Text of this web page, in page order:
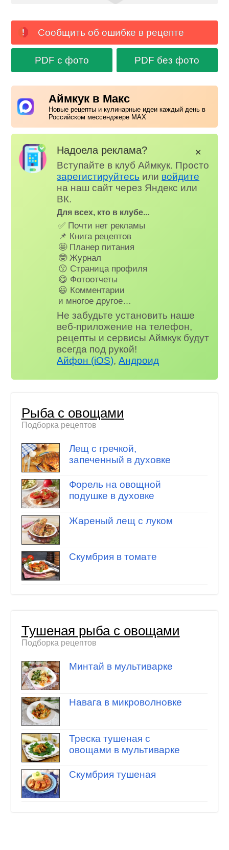
Сообщить об ошибке в рецепте
PDF с фото PDF без фото
Аймкук в Макс
Новые рецепты и кулинарные идеи каждый день в
Российском мессенджере MAX
Надоела реклама?
Вступайте в клуб Аймкук. Просто
зарегистируйтесь или войдите
на наш сайт через Яндекс или
ВК.
Для всех, кто в клубе...
✅ Почти нет рекламы
📌 Книга рецептов
🤩 Планер питания
🤓 Журнал
😗 Страница профиля
😋 Фотоотчеты
😃 Комментарии
и многое другое…
Не забудьте установить наше
веб-приложение на телефон,
рецепты и сервисы Аймкук будут
всегда под рукой!
Айфон (iOS),Андроид
✕
Рыба с овощами
Подборка рецептов
Лещ с гречкой,
запеченный в духовке
Форель на овощной
подушке в духовке
Жареный лещ с луком
Скумбрия в томате
Тушеная рыба с овощами
Подборка рецептов
Минтай в мультиварке
Навага в микроволновке
Треска тушеная с
овощами в мультиварке
Скумбрия тушеная